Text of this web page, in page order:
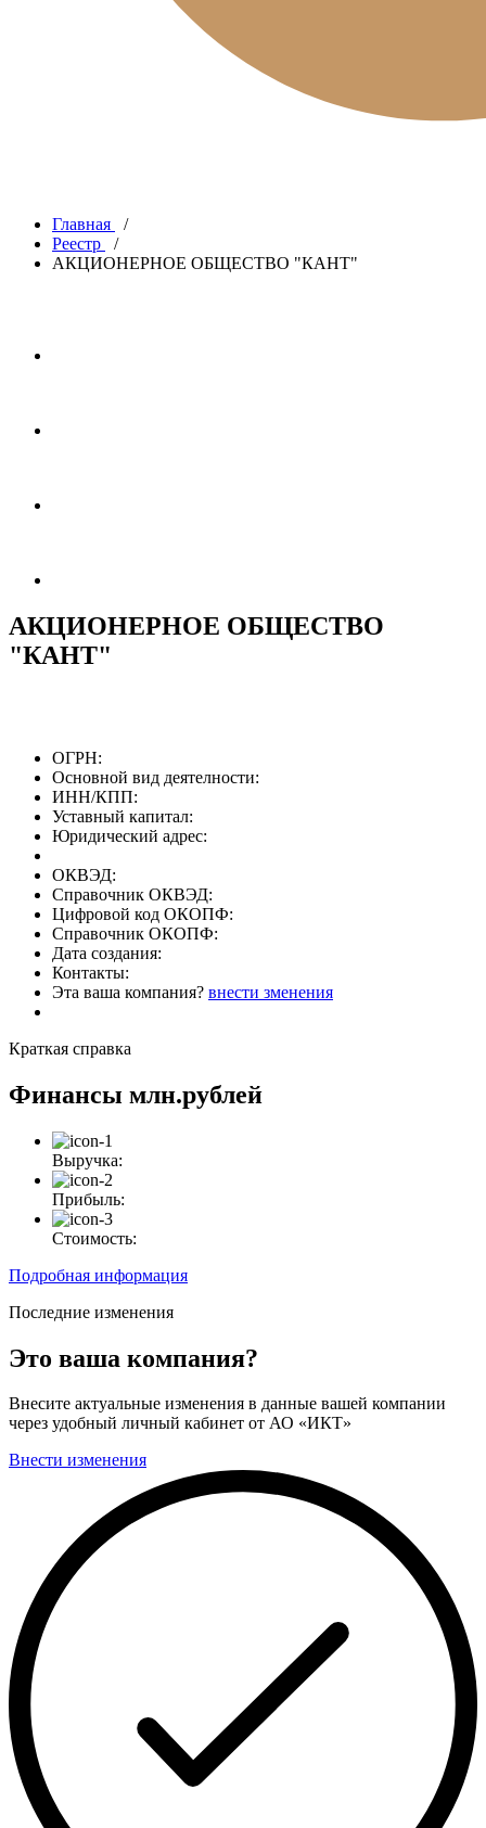
Главная
/
Реестр
/
АКЦИОНЕРНОЕ ОБЩЕСТВО "КАНТ"
АКЦИОНЕРНОЕ ОБЩЕСТВО
"КАНТ"
ОГРН:
Основной вид деятелности:
ИНН/КПП:
Уставный капитал:
Юридический адрес:
ОКВЭД:
Справочник ОКВЭД:
Цифровой код ОКОПФ:
Справочник ОКОПФ:
Дата создания:
Контакты:
Эта ваша компания? внести зменения
Краткая справка
Финансы млн.рублей
Выручка:
Прибыль:
Стоимость:
Подробная информация
Последние изменения
Это ваша компания?
Внесите актуальные изменения в данные вашей компании
через удобный личный кабинет от АО «ИКТ»
Внести изменения